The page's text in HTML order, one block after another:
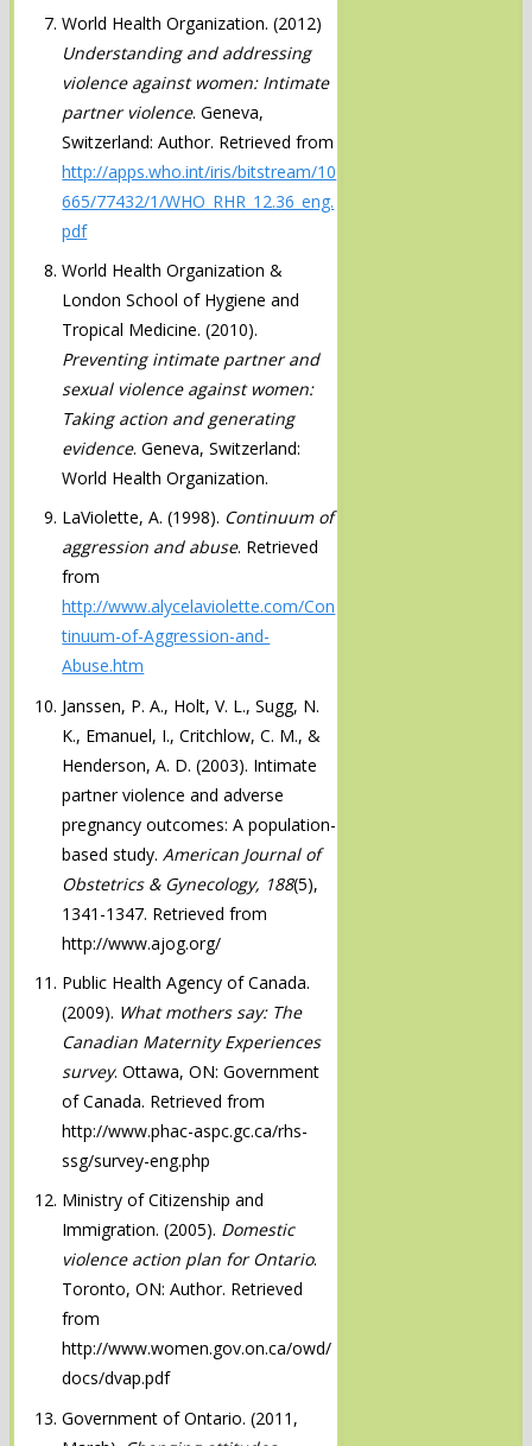
World Health Organization. (2012)
Understanding and addressing
violence against women: Intimate
partner violence. Geneva,
Switzerland: Author. Retrieved from
http://apps.who.int/iris/bitstream/10
665/77432/1/WHO_RHR_12.36_eng.
pdf
World Health Organization &
London School of Hygiene and
Tropical Medicine. (2010).
Preventing intimate partner and
sexual violence against women:
Taking action and generating
evidence. Geneva, Switzerland:
World Health Organization.
LaViolette, A. (1998). Continuum of
aggression and abuse. Retrieved
from
http://www.alycelaviolette.com/Con
tinuum-of-Aggression-and-
Abuse.htm
Janssen, P. A., Holt, V. L., Sugg, N.
K., Emanuel, I., Critchlow, C. M., &
Henderson, A. D. (2003). Intimate
partner violence and adverse
pregnancy outcomes: A population-
based study.American Journal of
Obstetrics & Gynecology, 188(5),
1341-1347. Retrieved from
http://www.ajog.org/
Public Health Agency of Canada.
(2009). What mothers say: The
Canadian Maternity Experiences
survey. Ottawa, ON: Government
of Canada. Retrieved from
http://www.phac-aspc.gc.ca/rhs-
ssg/survey-eng.php
Ministry of Citizenship and
Immigration. (2005). Domestic
violence action plan forOntario.
Toronto, ON: Author. Retrieved
from
http://www.women.gov.on.ca/owd/
docs/dvap.pdf
Government of Ontario. (2011,